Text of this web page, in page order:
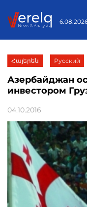
Հայերեն Русский
Азербайджан
инвестором
04.10.2016